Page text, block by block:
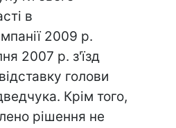
в
2009 р.
2007 р. з'їзд
голови
Крім того,
рішення не